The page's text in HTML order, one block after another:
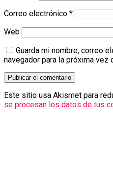
Correo electrónico *
Web
Guarda mi nombre, correo
navegador para la próxima vez
Este sitio usa Akismet para
se procesan los datos de tus